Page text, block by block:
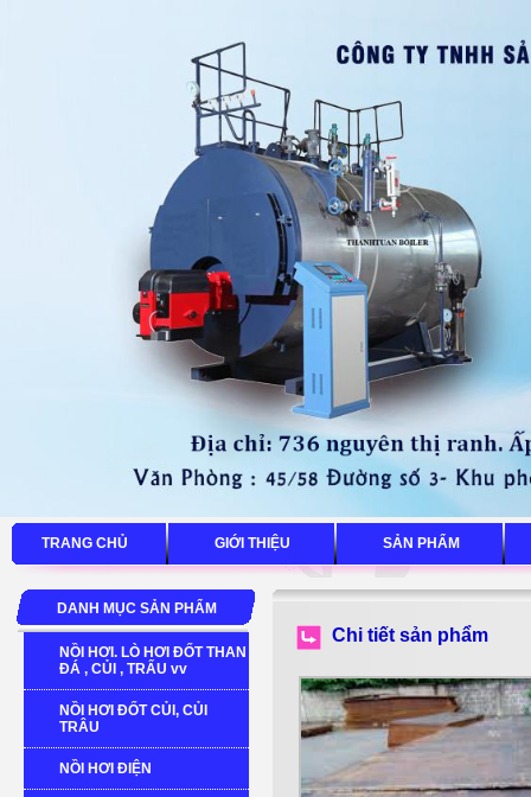
TRANG CHỦ GIỚI THIỆU SẢN PHẨM
DANH MỤC SẢN PHẨM
NỒI HƠI. LÒ HƠI ĐỐT THAN
ĐÁ , CỦI , TRẤU vv
NỒI HƠI ĐỐT CỦI, CỦI
TRÂU
NỒI HƠI ĐIỆN
Chi tiết sản phẩm